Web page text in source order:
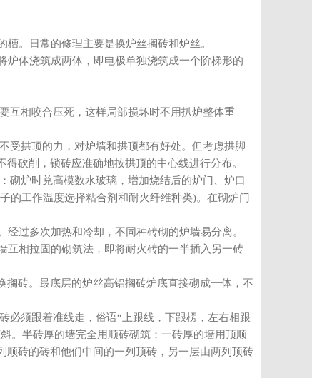
。日常的修理主要是换炉丝搁砖和炉丝。
体浇筑成两体，即电极单独浇筑成一个阶梯形的
互相咬合压死，这样局部损坏时不用扒炉整体重
受拱顶的力，对炉墙和拱顶都有好处。但考虑拱脚
砍削，锁砖应准确地按拱顶的中心线进行分布。
炉时兑高模数水玻璃，增加烧结后的炉门、炉口
的工作温度选择粘合剂和耐火纤维种类)。在砌炉门
过多次加热和冷却，不同种砖砌的炉墙易分离。
互相拉固的砌筑法，即将耐火砖的一半插入另一砖
砖。最底层的炉丝高铝搁砖炉底直接砌成一体，不
须跟着准线走，俗语“上跟线，下跟楞，左右相跟
。半砖厚的墙完全用顺砖砌筑；一砖厚的墙用顶顺
砖的砖和他们中间的一列顶砖，另一层由两列顶砖